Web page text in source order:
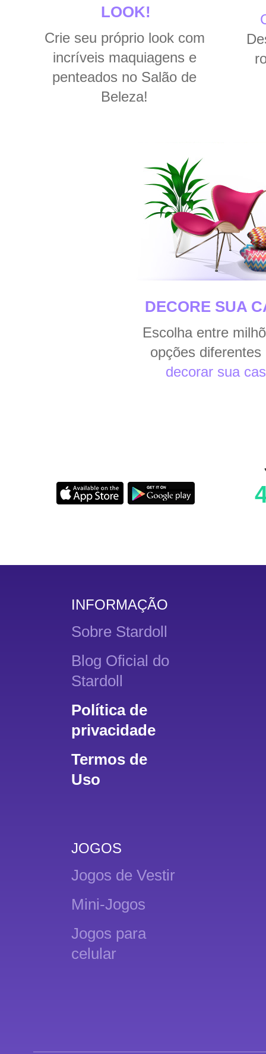
LOOK!
Crie seu próprio look com
incríveis maquiagens e
penteados no Salão de
Beleza!
DECORE SUA
Escolha entre
opções diferentes
decorar sua
INFORMAÇÃO
Sobre Stardoll
Blog Oficial do
Stardoll
Política de
privacidade
Termos de
Uso
JOGOS
Jogos de Vestir
Mini-Jogos
Jogos para
celular